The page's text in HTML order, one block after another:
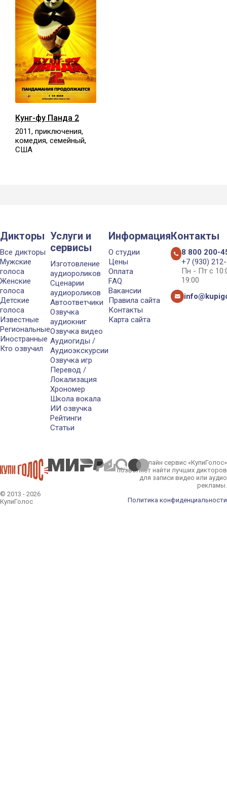
Кунг-фу Панда 2
2011, приключения,
комедия, семейный,
США
Дикторы
Все дикторы
Мужские
голоса
Женские
голоса
Детские
голоса
Известные
Региональные
Иностранные
Кто озвучил
Услуги и
сервисы
Изготовление
аудиороликов
Сценарии
аудиороликов
Автоответчики
Озвучка
аудиокниг
Озвучка видео
Аудиогиды /
Аудиоэкскурсии
Озвучка игр
Перевод /
Локализация
Хрономер
Школа вокала
ИИ озвучка
Рейтинги
Статьи
Информация
О студии
Цены
Оплата
FAQ
Вакансии
Правила сайта
Контакты
Карта сайта
Контакты
8 800 200-
+7 (930)
Пн - Пт с
19:00
© 2013 - 2026
КупиГолос
Онлайн сервис «КупиГолос»
позволяет найти лучших дикторов
для записи видео или аудио
рекламы.
Политика конфиденциальности